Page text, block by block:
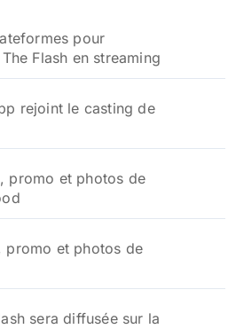
pour
Flash en streaming
rejoint le casting de
promo et photos de
promo et photos de
sera diffusée sur la